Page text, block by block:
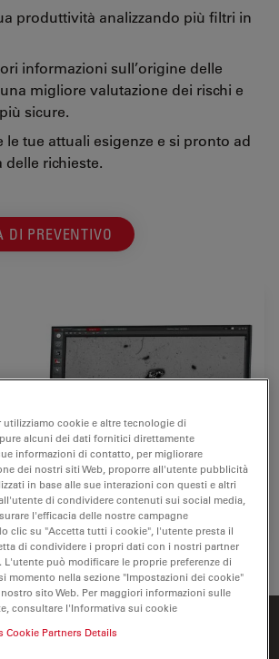
produttività analizzando più filtri in
informazioni sull’origine delle
migliore valutazione dei rischi e
sicure.
le tue attuali esigenze e si pronto ad
richieste.
DI PREVENTIVO
del grado di pulizia Emspira
cookie e altre tecnologie di
alcuni dei dati fornitici direttamente
informazioni di contatto, per migliorare
dei nostri siti Web, proporre all'utente pubblicità
in base alle sue interazioni con questi e altri
di condividere contenuti sui social media,
l'efficacia delle nostre campagne
clic su "Accetta tutti i cookie", l'utente presta il
di condividere i propri dati con i nostri partner
può modificare le proprie preferenze di
momento nella sezione "Impostazioni dei cookie"
sito Web. Per maggiori informazioni sulle
consultare l'Informativa sui cookie
Cookie Partners Details